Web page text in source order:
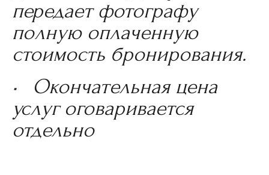
передает фотографу
полную оплаченную
стоимость бронирования.
• Окончательная цена
услуг оговаривается
отдельно